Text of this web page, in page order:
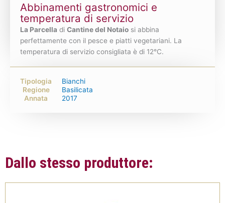
Abbinamenti gastronomici e
temperatura di servizio
La Parcella di Cantine del Notaio si abbina
perfettamente con il pesce e piatti vegetariani. La
temperatura di servizio consigliata è di 12°C.
Tipologia
Bianchi
Regione
Basilicata
Annata
2017
Dallo stesso produttore: